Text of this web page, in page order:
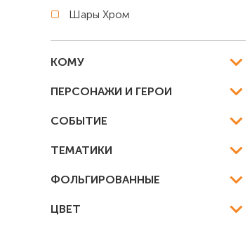
Шары Хром
КОМУ
ПЕРСОНАЖИ И ГЕРОИ
СОБЫТИЕ
ТЕМАТИКИ
ФОЛЬГИРОВАННЫЕ
ЦВЕТ